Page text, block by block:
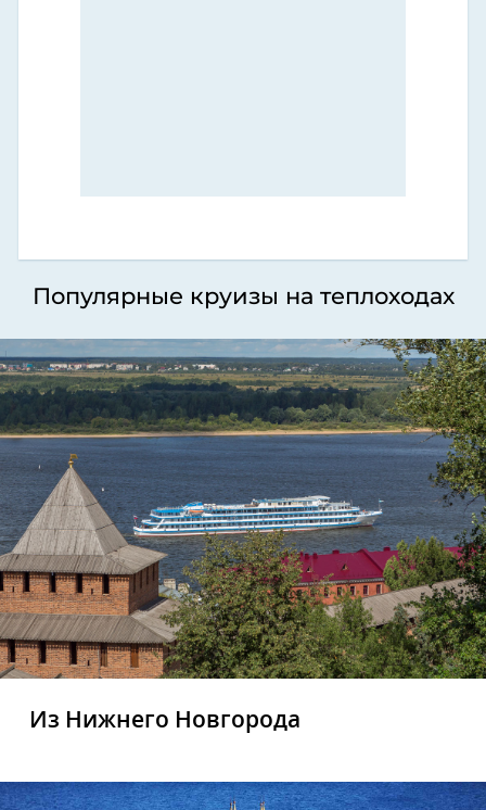
Популярные круизы на теплоходах
Из Нижнего Новгорода